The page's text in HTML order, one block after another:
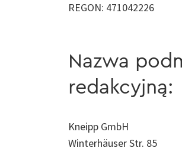
REGON: 471042226
Nazwa
redakcyjną:
Kneipp GmbH
Winterhäuser Str. 85